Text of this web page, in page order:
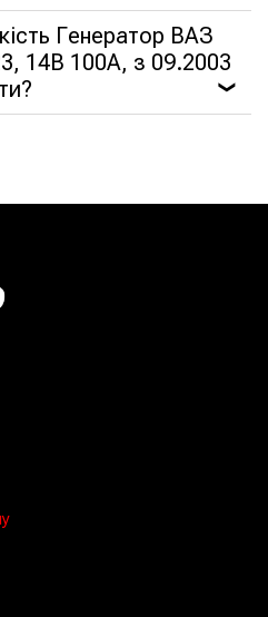
Генератор ВАЗ
14В 100А, з 09.2003
❯